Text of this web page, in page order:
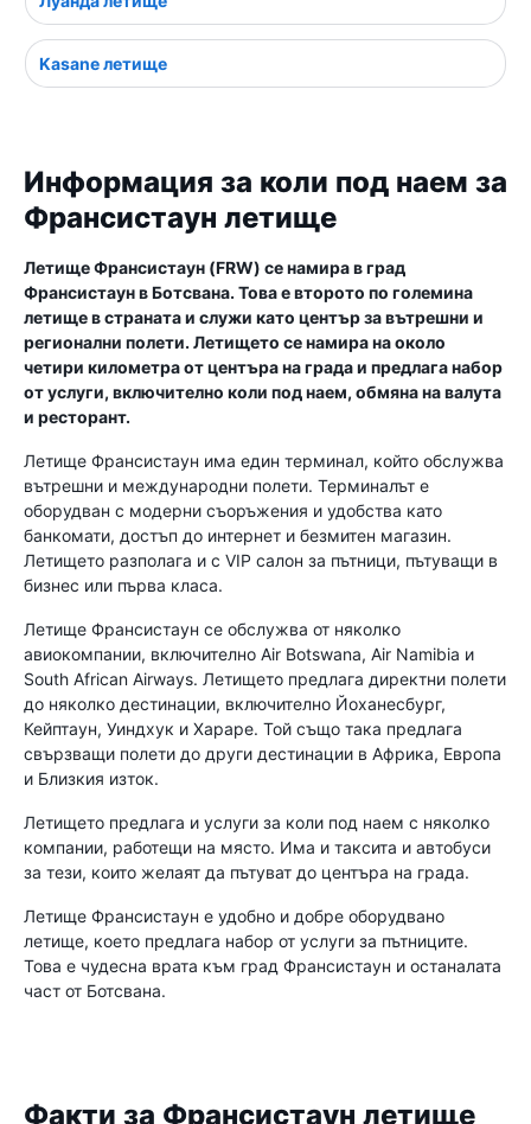
Kasane летище
Информация за коли под наем за
Франсистаун летище
Летище Франсистаун (FRW) се намира в град
Франсистаун в Ботсвана. Това е второто по големина
летище в страната и служи като център за вътрешни и
регионални полети. Летището се намира на около
четири километра от центъра на града и предлага набор
от услуги, включително коли под наем, обмяна на валута
и ресторант.
Летище Франсистаун има един терминал, който обслужва
вътрешни и международни полети. Терминалът е
оборудван с модерни съоръжения и удобства като
банкомати, достъп до интернет и безмитен магазин.
Летището разполага и с VIP салон за пътници, пътуващи в
бизнес или първа класа.
Летище Франсистаун се обслужва от няколко
авиокомпании, включително Air Botswana, Air Namibia и
South African Airways. Летището предлага директни полети
до няколко дестинации, включително Йоханесбург,
Кейптаун, Уиндхук и Хараре. Той също така предлага
свързващи полети до други дестинации в Африка, Европа
и Близкия изток.
Летището предлага и услуги за коли под наем с няколко
компании, работещи на място. Има и таксита и автобуси
за тези, които желаят да пътуват до центъра на града.
Летище Франсистаун е удобно и добре оборудвано
летище, което предлага набор от услуги за пътниците.
Това е чудесна врата към град Франсистаун и останалата
част от Ботсвана.
Факти за Франсистаун летище